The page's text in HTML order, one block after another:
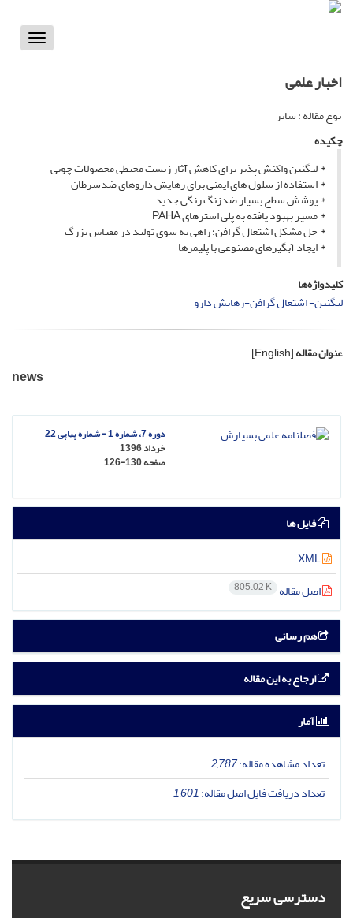
Toggle
اخبار علمی
نوع مقاله : سایر
چکیده
* لیگنین واکنش پذیر برای کاهش آثار زیست محیطی محصولات چوبی
* استفاده از سلول های ایمنی برای رهایش داروهای ضدسرطان
* پوشش سطح بسیار ضدزنگ رنگی جدید
* مسیر بهبود یافته به پلی استرهای PAHA
* حل مشکل اشتعال گرافن؛ راهی به سوی تولید در مقیاس بزرگ
* ایجاد آبگیرهای مصنوعی با پلیمرها
کلیدواژه‌ها
لیگنین- اشتعال گرافن-رهایش دارو
عنوان مقاله[English]
news
دوره 7، شماره 1 - شماره پیاپی 22
خرداد 1396
صفحه126-130
فایل ها
اصل مقاله 805.02 K
هم رسانی
ارجاع به این مقاله
آمار
تعداد مشاهده مقاله:2,787
تعداد دریافت فایل اصل مقاله:1,601
دسترسی سریع